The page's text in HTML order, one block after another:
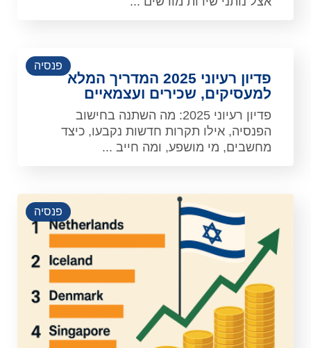
פנסיה
פדיון רעיוני 2025 המדריך המלא
למעסיקים, שכירים ועצמאיים
פדיון רעיוני 2025: מה השתנה בחישוב
הפנסיה, אילו תקרות חדשות נקבעו, כיצד
מחשבים, מי מושפע, ומה חייב ...
פנסיה